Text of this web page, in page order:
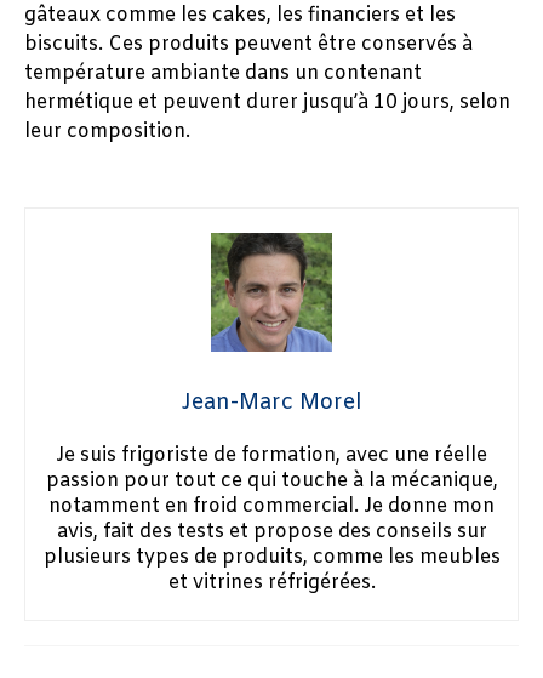
gâteaux comme les cakes, les financiers et les
biscuits. Ces produits peuvent être conservés à
température ambiante dans un contenant
hermétique et peuvent durer jusqu’à 10 jours, selon
leur composition.
Jean-Marc Morel
Je suis frigoriste de formation, avec une réelle
passion pour tout ce qui touche à la mécanique,
notamment en froid commercial. Je donne mon
avis, fait des tests et propose des conseils sur
plusieurs types de produits, comme les meubles
et vitrines réfrigérées.